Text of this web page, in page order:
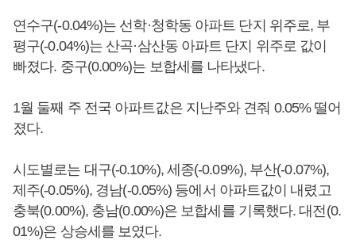
연수구(-0.04%)는 선학·청학동 아파트 단지 위주로, 부
평구(-0.04%)는 산곡·삼산동 아파트 단지 위주로 값이
빠졌다. 중구(0.00%)는 보합세를 나타냈다.
1월 둘째 주 전국 아파트값은 지난주와 견줘 0.05% 떨어
졌다.
시도별로는 대구(-0.10%), 세종(-0.09%), 부산(-0.07%),
제주(-0.05%), 경남(-0.05%) 등에서 아파트값이 내렸고
충북(0.00%), 충남(0.00%)은 보합세를 기록했다. 대전(0.
01%)은 상승세를 보였다.